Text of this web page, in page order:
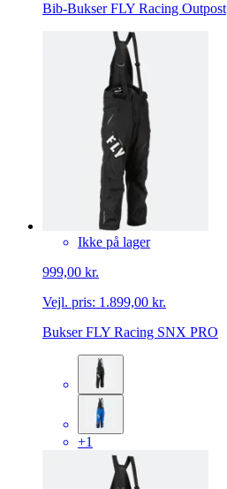
Bib-Bukser FLY Racing Outpost
Ikke på lager
999,00 kr.
Vejl. pris: 1.899,00 kr.
Bukser FLY Racing SNX PRO
+1